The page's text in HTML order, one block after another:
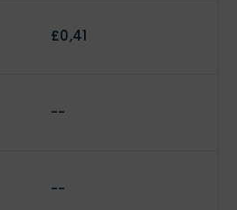
£0,41
--
--